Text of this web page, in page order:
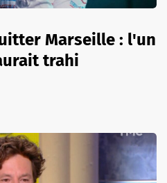
Marseille : l'un
trahi